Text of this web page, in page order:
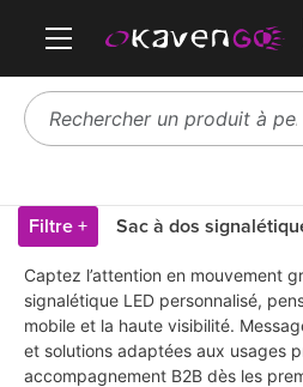
Filtre + Sac à dos
Captez l’attention en mouvement
signalétique LED personnalisé,
mobile et la haute visibilité.
et solutions adaptées aux usages
accompagnement B2B dès les